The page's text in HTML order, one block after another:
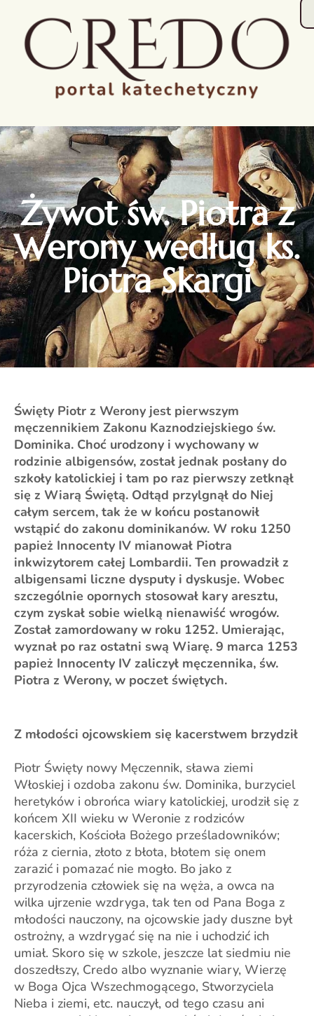
Żywot św. Piotra z
Werony według ks.
Piotra Skargi
Święty Piotr z Werony jest pierwszym
męczennikiem Zakonu Kaznodziejskiego św.
Dominika. Choć urodzony i wychowany w
rodzinie albigensów, został jednak posłany do
szkoły katolickiej i tam po raz pierwszy zetknął
się z Wiarą Świętą. Odtąd przylgnął do Niej
całym sercem, tak że w końcu postanowił
wstąpić do zakonu dominikanów. W roku 1250
papież Innocenty IV mianował Piotra
inkwizytorem całej Lombardii. Ten prowadził z
albigensami liczne dysputy i dyskusje. Wobec
szczególnie opornych stosował kary aresztu,
czym zyskał sobie wielką nienawiść wrogów.
Został zamordowany w roku 1252. Umierając,
wyznał po raz ostatni swą Wiarę. 9 marca 1253
papież Innocenty IV zaliczył męczennika, św.
Piotra z Werony, w poczet świętych.
Z młodości ojcowskiem się kacerstwem brzydził
Piotr Święty nowy Męczennik, sława ziemi
Włoskiej i ozdoba zakonu św. Dominika, burzyciel
heretyków i obrońca wiary katolickiej, urodził się z
końcem XII wieku w Weronie z rodziców
kacerskich, Kościoła Bożego prześladowników;
róża z ciernia, złoto z błota, błotem się onem
zarazić i pomazać nie mogło. Bo jako z
przyrodzenia człowiek się na węża, a owca na
wilka ujrzenie wzdryga, tak ten od Pana Boga z
młodości nauczony, na ojcowskie jady duszne był
ostrożny, a wzdrygać się na nie i uchodzić ich
umiał. Skoro się w szkole, jeszcze lat siedmiu nie
doszedłszy, Credo albo wyznanie wiary, Wierzę
w Boga Ojca Wszechmogącego, Stworzyciela
Nieba i ziemi, etc. nauczył, od tego czasu ani